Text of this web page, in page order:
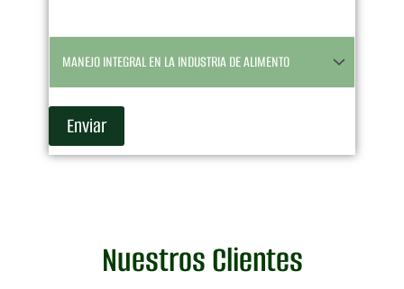
Nuestros Clientes